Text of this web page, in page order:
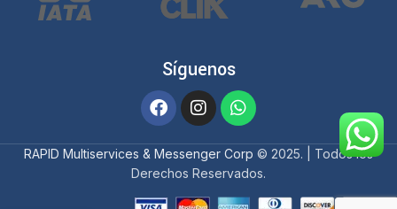
Síguenos
RAPID Multiservices & Messenger Corp © 2025. | Todos los
Derechos Reservados.